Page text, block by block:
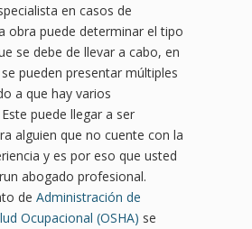
en casos de
obra puede determinar el tipo
se debe de llevar a cabo, en
pueden presentar múltiples
a que hay varios
puede llegar a ser
alguien que no cuente con la
y es por eso que usted
abogado profesional.
de Administración de
Ocupacional (OSHA) se